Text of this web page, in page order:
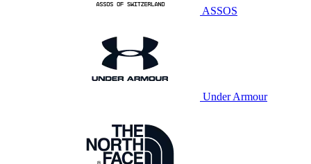
ASSOS
Under Armour